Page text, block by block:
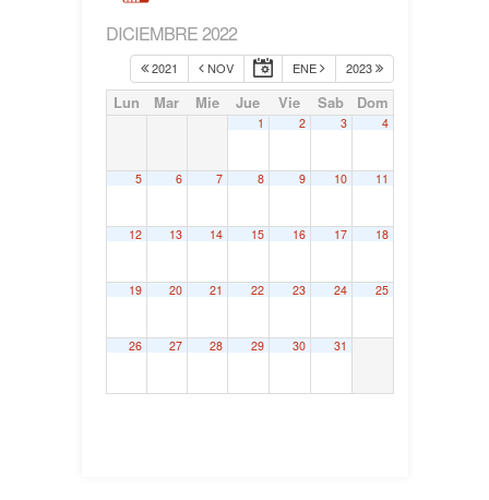
DICIEMBRE 2022
2021 NOV ENE 2023
Lun Mar Mie Jue Vie Sab Dom
1 2 3 4
5 6 7 8 9 10 11
12 13 14 15 16 17 18
19 20 21 22 23 24 25
26 27 28 29 30 31